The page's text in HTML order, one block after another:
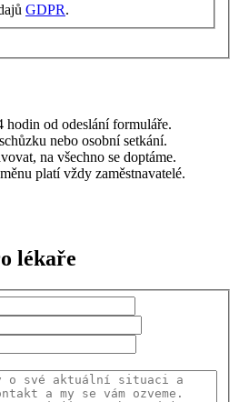
GDPR.
hodin od odeslání formuláře.
nebo osobní setkání.
na všechno se doptáme.
platí vždy zaměstnavatelé.
lékaře